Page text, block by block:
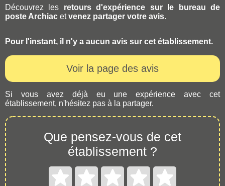
Découvrez les retours d'expérience sur le bureau de
poste Archiac etvenez partager votre avis.
Pour l'instant, il n'y a aucun avis sur cet établissement.
Voir la page des avis
Si vous avez déjà eu une expérience avec cet
établissement, n'hésitez pas à la partager.
Que pensez-vous de cet
établissement ?